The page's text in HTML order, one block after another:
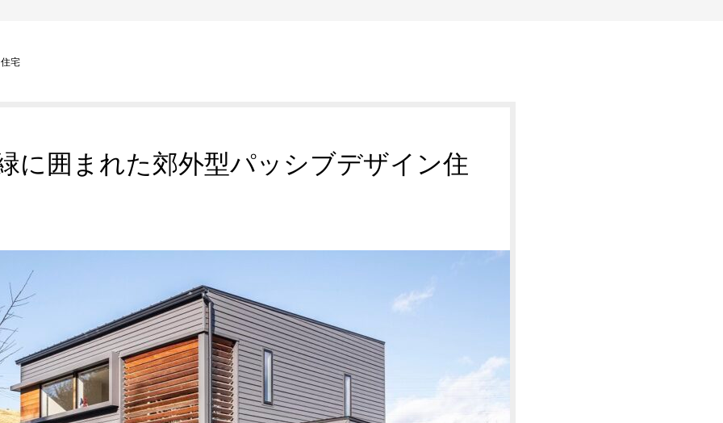
宅
に囲まれた郊外型パッシブデザイン住